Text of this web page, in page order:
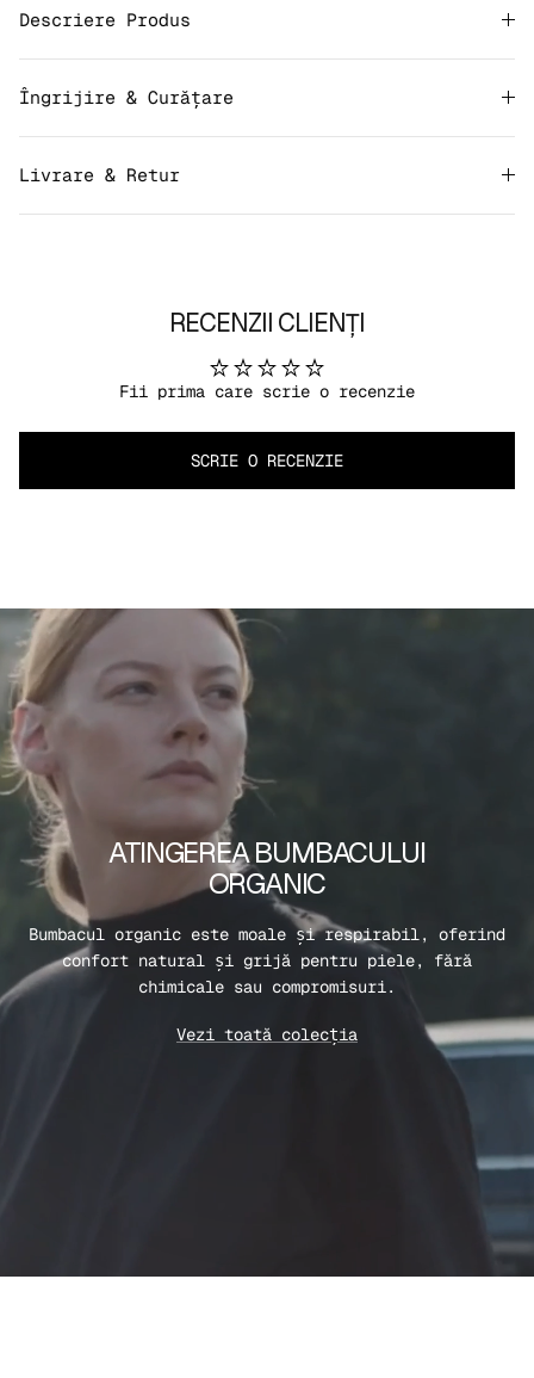
Descriere Produs
Îngrijire & Curățare
Livrare & Retur
RECENZII CLIENȚI
Fii prima care scrie o recenzie
SCRIE O RECENZIE
ATINGEREA BUMBACULUI
ORGANIC
Bumbacul organic este moale și respirabil, oferind
confort natural și grijă pentru piele, fără
chimicale sau compromisuri.
Vezi toată colecția